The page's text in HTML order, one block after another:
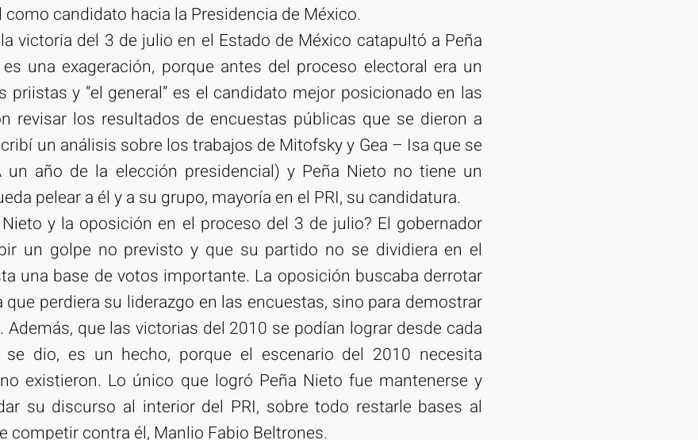
candidato hacia la Presidencia de México.
victoria del 3 de julio en el Estado de México catapultó a Peña
una exageración, porque antes del proceso electoral era un
priistas y “el general” es el candidato mejor posicionado en las
revisar los resultados de encuestas públicas que se dieron a
un análisis sobre los trabajos de Mitofsky y Gea – Isa que se
un año de la elección presidencial) y Peña Nieto no tiene un
pelear a él y a su grupo, mayoría en el PRI, su candidatura.
y la oposición en el proceso del 3 de julio? El gobernador
un golpe no previsto y que su partido no se dividiera en el
una base de votos importante. La oposición buscaba derrotar
que perdiera su liderazgo en las encuestas, sino para demostrar
Además, que las victorias del 2010 se podían lograr desde cada
se dio, es un hecho, porque el escenario del 2010 necesita
existieron. Lo único que logró Peña Nieto fue mantenerse y
su discurso al interior del PRI, sobre todo restarle bases al
competir contra él, Manlio Fabio Beltrones.